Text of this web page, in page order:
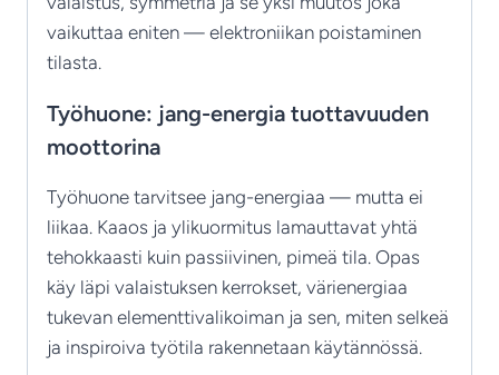
vaikuttaa eniten — elektroniikan poistaminen
tilasta.
Työhuone: jang-energia tuottavuuden
moottorina
Työhuone tarvitsee jang-energiaa — mutta ei
liikaa. Kaaos ja ylikuormitus lamauttavat yhtä
tehokkaasti kuin passiivinen, pimeä tila. Opas
käy läpi valaistuksen kerrokset, värienergiaa
tukevan elementtivalikoiman ja sen, miten selkeä
ja inspiroiva työtila rakennetaan käytännössä.